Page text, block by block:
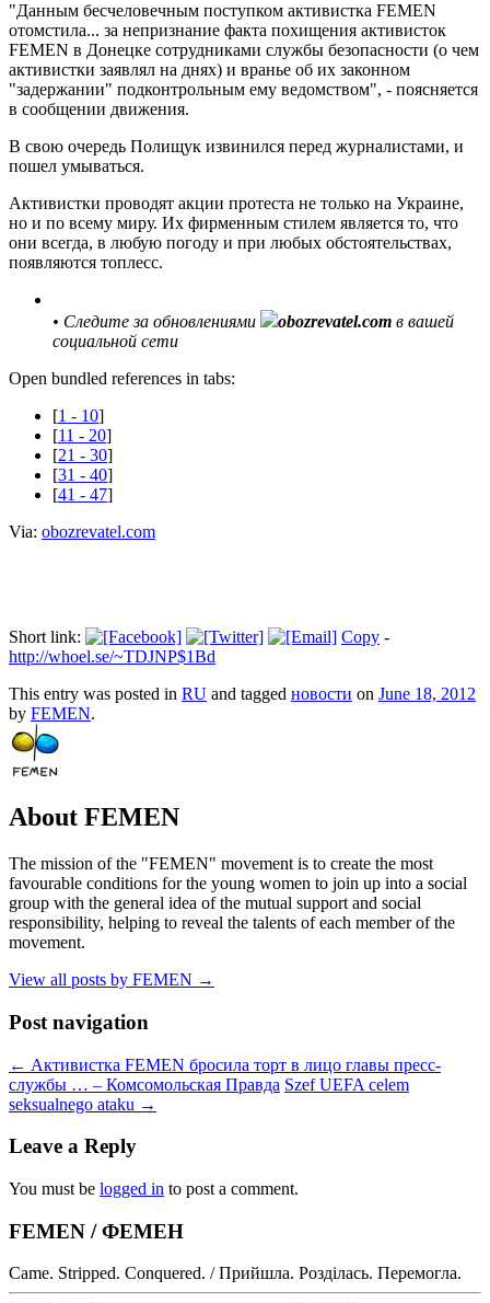
"Данным бесчеловечным поступком активистка FEMEN
отомстила... за непризнание факта похищения активисток
FEMEN в Донецке сотрудниками службы безопасности (о чем
активистки заявлял на днях) и вранье об их законном
"задержании" подконтрольным ему ведомством", - поясняется
в сообщении движения.
В свою очередь Полищук извинился перед журналистами, и
пошел умываться.
Активистки проводят акции протеста не только на Украине,
но и по всему миру. Их фирменным стилем является то, что
они всегда, в любую погоду и при любых обстоятельствах,
появляются топлесс.
• Следите за обновлениями obozrevatel.com в вашей
социальной сети
Open bundled references in tabs:
[1 - 10]
[11 - 20]
[21 - 30]
[31 - 40]
[41 - 47]
Via: obozrevatel.com
Short link: Copy -
http://whoel.se/~TDJNP$1Bd
This entry was posted in RU and tagged новости on June 18, 2012
by FEMEN.
About FEMEN
The mission of the "FEMEN" movement is to create the most
favourable conditions for the young women to join up into a social
group with the general idea of the mutual support and social
responsibility, helping to reveal the talents of each member of the
movement.
View all posts by FEMEN →
Post navigation
← Активистка FEMEN бросила торт в лицо главы пресс-
службы … – Комсомольская Правда Szef UEFA celem
seksualnego ataku →
Leave a Reply
You must be logged in to post a comment.
FEMEN / ФЕМЕН
Came. Stripped. Conquered. / Прийшла. Розділась. Перемогла.